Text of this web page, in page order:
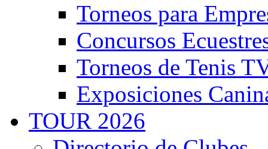
Torneos para
Concursos
Torneos de Tenis
Exposiciones
TOUR 2026